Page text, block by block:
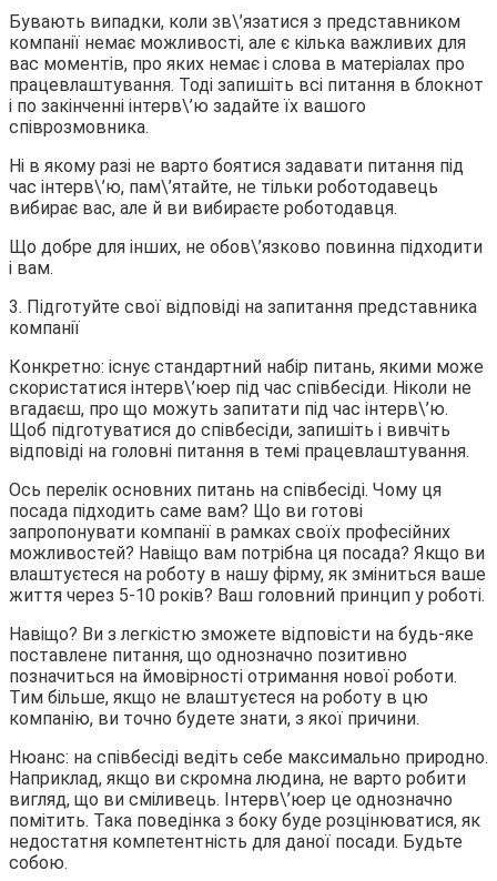
Бувають випадки, коли зв\’язатися з представником
компанії немає можливості, але є кілька важливих для
вас моментів, про яких немає і слова в матеріалах про
працевлаштування. Тоді запишіть всі питання в блокнот
і по закінченні інтерв\’ю задайте їх вашого
співрозмовника.
Ні в якому разі не варто боятися задавати питання під
час інтерв\’ю, пам\’ятайте, не тільки роботодавець
вибирає вас, але й ви вибираєте роботодавця.
Що добре для інших, не обов\’язково повинна підходити
і вам.
3. Підготуйте свої відповіді на запитання представника
компанії
Конкретно: існує стандартний набір питань, якими може
скористатися інтерв\’юер під час співбесіди. Ніколи не
вгадаєш, про що можуть запитати під час інтерв\’ю.
Щоб підготуватися до співбесіди, запишіть і вивчіть
відповіді на головні питання в темі працевлаштування.
Ось перелік основних питань на співбесіді. Чому ця
посада підходить саме вам? Що ви готові
запропонувати компанії в рамках своїх професійних
можливостей? Навіщо вам потрібна ця посада? Якщо ви
влаштуєтеся на роботу в нашу фірму, як зміниться ваше
життя через 5-10 років? Ваш головний принцип у роботі.
Навіщо? Ви з легкістю зможете відповісти на будь-яке
поставлене питання, що однозначно позитивно
позначиться на ймовірності отримання нової роботи.
Тим більше, якщо не влаштуєтеся на роботу в цю
компанію, ви точно будете знати, з якої причини.
Нюанс: на співбесіді ведіть себе максимально природно.
Наприклад, якщо ви скромна людина, не варто робити
вигляд, що ви сміливець. Інтерв\’юер це однозначно
помітить. Така поведінка з боку буде розцінюватися, як
недостатня компетентність для даної посади. Будьте
собою.